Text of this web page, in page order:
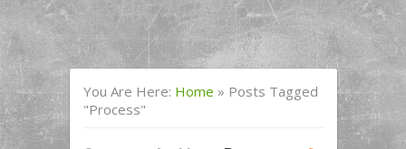
You Are Here: Home » Posts Tagged
"process"